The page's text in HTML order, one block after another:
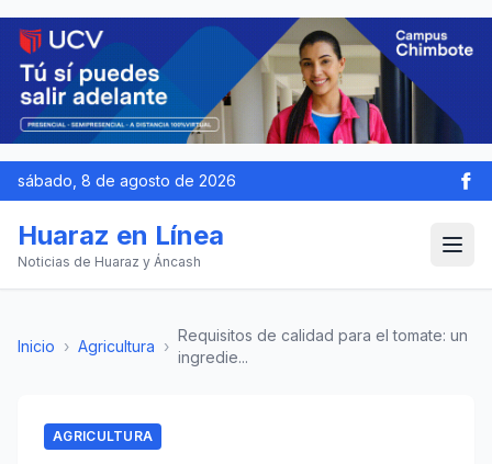
sábado, 8 de agosto de 2026
Huaraz en Línea
Noticias de Huaraz y Áncash
Inicio › Agricultura ›
Requisitos de calidad para el tomate: un
ingredie...
AGRICULTURA